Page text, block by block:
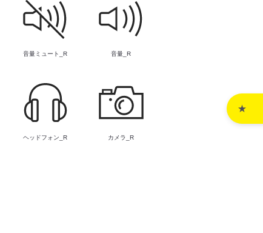
音量ミュート_R 音量_R
ヘッドフォン_R カメラ_R